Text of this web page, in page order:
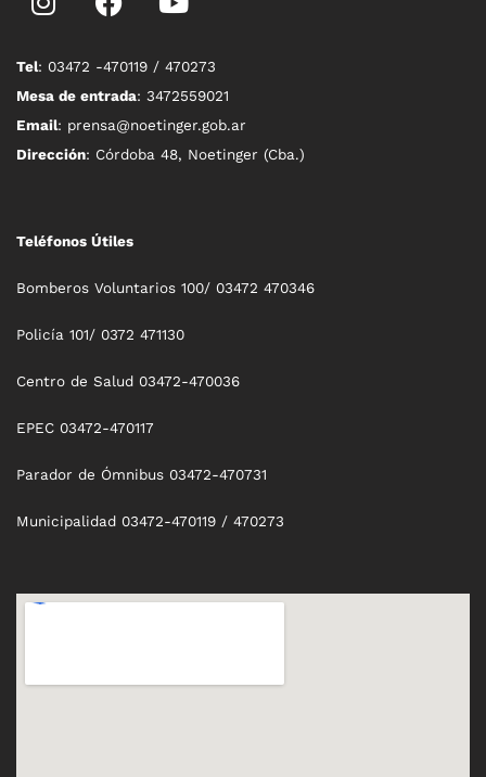
Tel: 03472 -470119 / 470273
Mesa de entrada: 3472559021
Email: prensa@noetinger.gob.ar
Dirección: Córdoba 48, Noetinger (Cba.)
Teléfonos Útiles
Bomberos Voluntarios 100/ 03472 470346
Policía 101/ 0372 471130
Centro de Salud 03472-470036
EPEC 03472-470117
Parador de Ómnibus 03472-470731
Municipalidad 03472-470119 / 470273